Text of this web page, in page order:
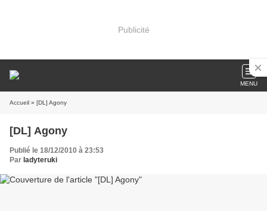
Publicité
MENU
Accueil » [DL] Agony
[DL] Agony
Publié le 18/12/2010 à 23:53
Par ladyteruki